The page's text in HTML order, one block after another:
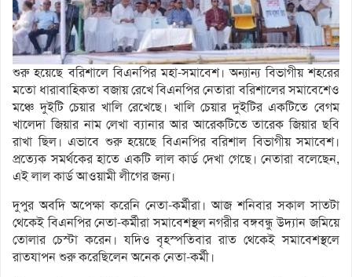
শুরু হয়েছে বরিশালে বিএনপির মহা-সমাবেশ। অন্যান্য বিভাগীয় শহরের
মতো ধারাবাহিকতা বজায় রেখে বিএনপির নেতারা বরিশালের সমাবেশেও
মঞ্চে দুইটি চেয়ার খালি রেখেছে। খালি চেয়ার দুইটির একটিতে বেগম
খালেদা জিয়ার নাম লেখা ব্যানার আর আরেকটিতে তারেক জিয়ার ছবি
রাখা ছিল। এভাবে শুরু হয়েছে বিএনপির বরিশাল বিভাগীয় সমাবেশ।
প্রত্যেক সমর্থকের হাতে একটি লাল কার্ড দেখা গেছে। নেতারা বলেছেন,
এই লাল কার্ড আওয়ামী লীগের জন্য।
দুপুর অবদি অপেক্ষা করেনি নেতা-কর্মীরা। আজ শনিবার সকাল সাতটা
থেকেই বিএনপির নেতা-কর্মীরা সমাবেশস্থল নগরীর বঙ্গবন্ধু উদ্যান জমিয়ে
তোলার চেস্টা করেন। যদিও বৃহস্পতিবার রাত থেকেই সমাবেশস্থলে
রাতযাপন শুরু করেছিলেন অনেক নেতা-কর্মী।